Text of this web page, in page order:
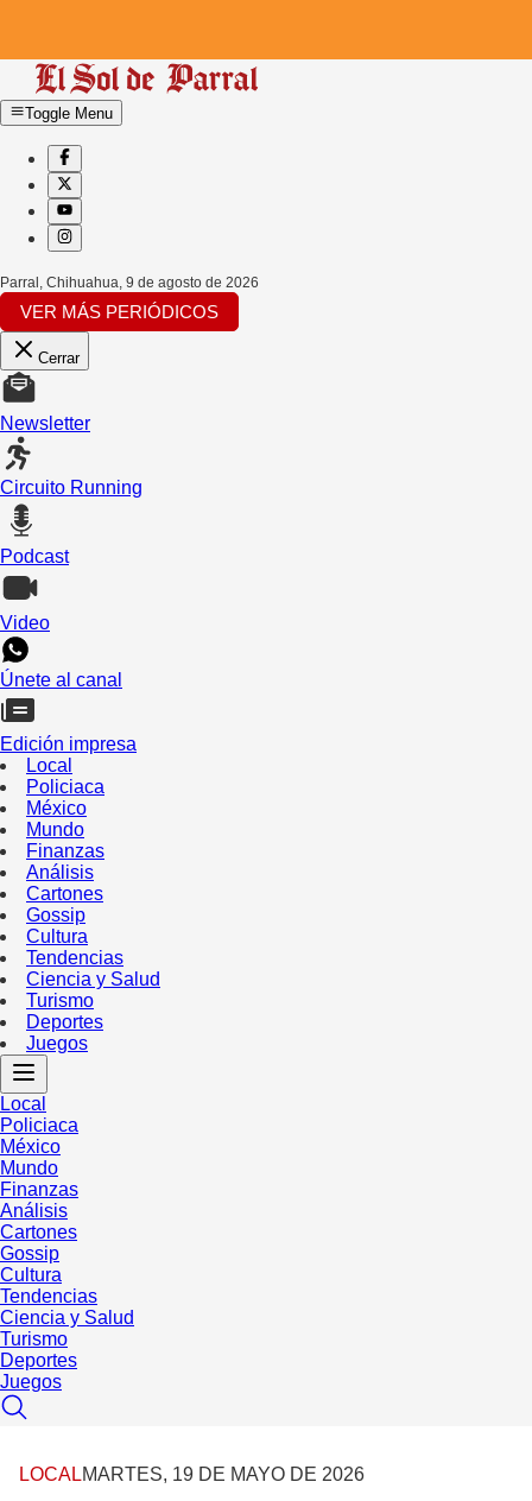
Toggle Menu
Parral, Chihuahua 9 de agosto de 2026
VER MÁS PERIÓDICOS
Cerrar
Newsletter
Circuito Running
Podcast
Video
Únete al canal
Edición impresa
Local
Policiaca
México
Mundo
Finanzas
Análisis
Cartones
Gossip
Cultura
Tendencias
Ciencia y Salud
Turismo
Deportes
Juegos
Local
Policiaca
México
Mundo
Finanzas
Análisis
Cartones
Gossip
Cultura
Tendencias
Ciencia y Salud
Turismo
Deportes
Juegos
LOCALMARTES, 19 DE MAYO DE 2026